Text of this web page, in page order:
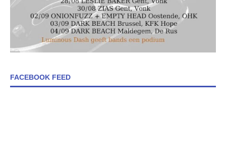
FACEBOOK FEED